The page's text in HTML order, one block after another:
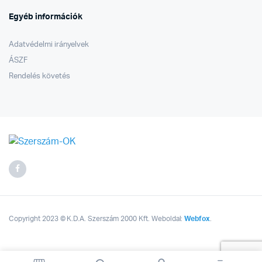
Egyéb információk
Adatvédelmi irányelvek
ÁSZF
Rendelés követés
Copyright 2023 © K.D.A. Szerszám 2000 Kft. Weboldal:Webfox